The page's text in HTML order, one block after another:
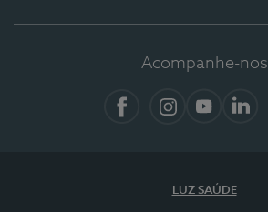
Acompanhe-nos
LUZ SAÚDE